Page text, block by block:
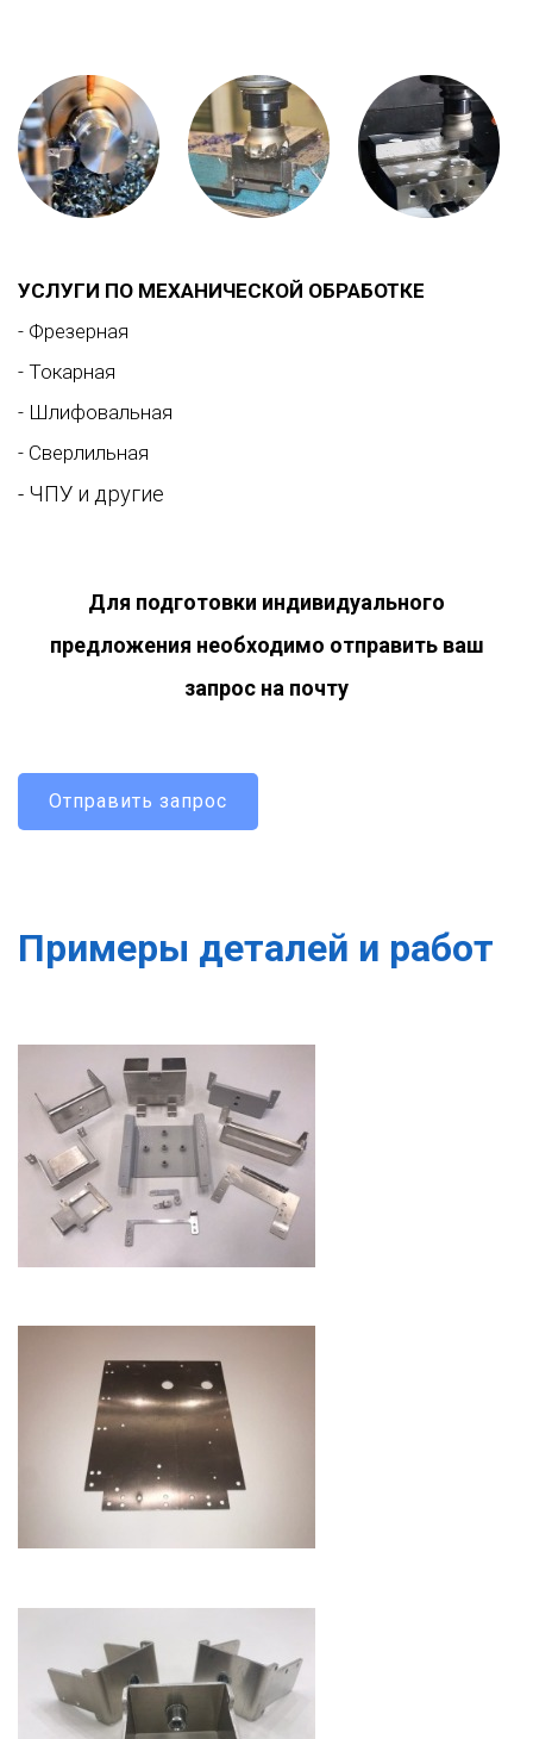
УСЛУГИ ПО МЕХАНИЧЕСКОЙ ОБРАБОТКЕ
- Фрезерная
- Токарная
- Шлифовальная
- Сверлильная
- ЧПУ и другие
Для подготовки индивидуального
предложения необходимо отправить ваш
запрос на почту
Отправить запрос
Примеры деталей и работ